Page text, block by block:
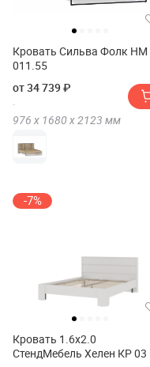
Кровать Сильва Фолк НМ
011.55
от 34 739 ₽
976 х 1680 х2123 мм
-7%
Кровать 1.6х2.0
СтендМебель Хелен КР 03